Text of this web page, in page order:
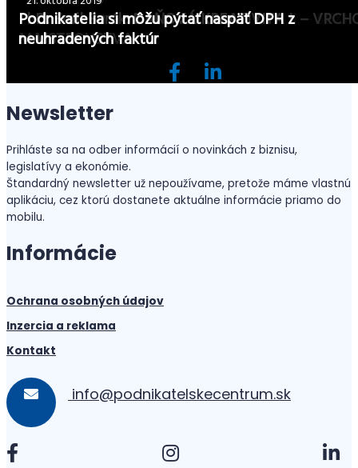
WEBINÁR dane a odvody s odborníkom:
Cezhraničný home office
Poukázanie 2% z daní
poradenstve. Kto sa môže stať daňovým
po novom? Prečítajte si
7 dôležitých zmien pri správe daní pre rok 2020
Štát preplatí takmer polovicu nákladov na
Finančná správa sa zameriava na transferové
oceňovanie
PhD. Emil Burák: DAŇOVÁ KREATIVITA II. – SEXI
DANE, ako na ne?
PhD. Emil Burák: DAŇOVÁ KREATIVITA I. –
MAJSTROVSTVA
Podnikatelia si môžu pýtať naspäť DPH z
neuhradených faktúr
Newsletter
Prihláste sa na odber informácií o novinkách z biznisu,
legislatívy a ekonómie.
Štandardný newsletter už nepoužívame, pretože máme vlastnú
aplikáciu, cez ktorú dostanete aktuálne informácie priamo do
mobilu.
Informácie
Ochrana osobných údajov
Inzercia a reklama
Kontakt
info@podnikatelskecentrum.sk